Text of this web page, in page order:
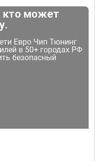
кто может
Евро Чип Тюнинг
в 50+ городах РФ
безопасный